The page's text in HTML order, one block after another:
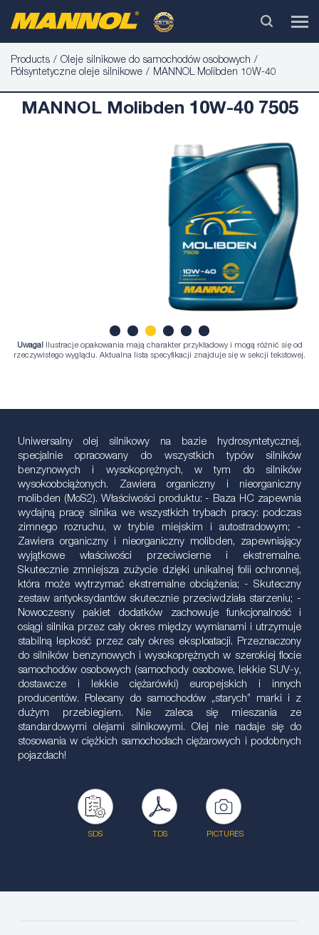
Products
Oleje silnikowe do samochodów osobowych
Półsyntetyczne oleje silnikowe
MANNOL Molibden 10W-40
MANNOL Molibden 10W-40 7505
2 3 4 5 6
Uwaga! Ilustracje opakowania mają charakter przykładowy i mogą różnić się od
rzeczywistego wyglądu. Aktualna lista specyfikacji znajduje się w sekcji tekstowej.
Uniwersalny olej silnikowy na bazie hydrosyntetycznej,
specjalnie opracowany do wszystkich typów silników
benzynowych i wysokoprężnych, w tym do silników
wysokoobciążonych. Zawiera organiczny i nieorganiczny
molibden (MoS2). Właściwości produktu: - Baza HC zapewnia
wydajną pracę silnika we wszystkich trybach pracy: podczas
zimnego rozruchu, w trybie miejskim i autostradowym; -
Zawiera organiczny i nieorganiczny molibden, zapewniający
wyjątkowe właściwości przeciwcierne i ekstremalne.
Skutecznie zmniejsza zużycie dzięki unikalnej folii ochronnej,
która może wytrzymać ekstremalne obciążenia; - Skuteczny
zestaw antyoksydantów skutecznie przeciwdziała starzeniu; -
Nowoczesny pakiet dodatków zachowuje funkcjonalność i
osiągi silnika przez cały okres między wymianami i utrzymuje
stabilną lepkość przez cały okres eksploatacji. Przeznaczony
do silników benzynowych i wysokoprężnych w szerokiej flocie
samochodów osobowych (samochody osobowe, lekkie SUV-y,
dostawcze i lekkie ciężarówki) europejskich i innych
producentów. Polecany do samochodów „starych” marki i z
dużym przebiegiem. Nie zaleca się mieszania ze
standardowymi olejami silnikowymi. Olej nie nadaje się do
stosowania w ciężkich samochodach ciężarowych i podobnych
pojazdach!
SDS TDS PICTURES